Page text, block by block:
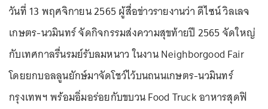
วันที่ 13 พฤศจิกายน 2565 ผู้สื่อข่าวรายงานว่า ดีไซน์ วิลเลจ
เกษตร-นวมินทร์ จัดกิจกรรมส่งความสุขท้ายปี 2565 จัดใหญ่
กับเทศกาลรื่นรมย์รับลมหนาว ในงาน Neighborgood Fair
โดยยกบอลลูนยักษ์มาจัดโชว์ไว้บนถนนเกษตร-นวมินทร์
กรุงเทพฯ พร้อมอิ่มอร่อยกับขบวน Food Truck อาหารสุดฟิ